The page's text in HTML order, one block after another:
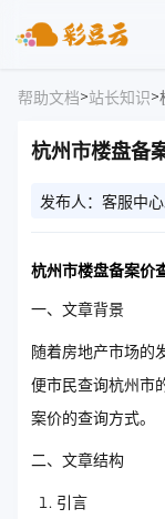
帮助文档>站长知识>
杭州市楼盘备
发布人：客服中心
杭州市楼盘备案价
一、文章背景
随着房地产市场的
便市民查询杭州市
案价的查询方式。
二、文章结构
引言